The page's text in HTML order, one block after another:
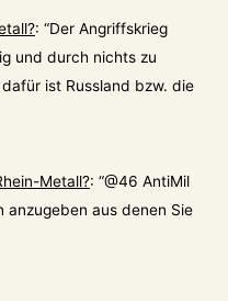
: “Der Angriffskrieg
und durch nichts zu
ist Russland bzw. die
Metall?: “@46 AntiMil
anzugeben aus denen Sie